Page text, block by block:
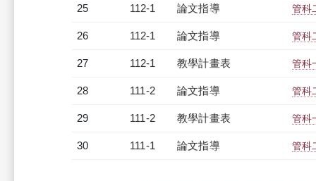
25 112-1 論文指導 管科
26 112-1 論文指導 管科
27 112-1 教學計畫表 管科
28 111-2 論文指導 管科
29 111-2 教學計畫表 管科
30 111-1 論文指導 管科